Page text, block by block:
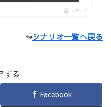
ポチップ
↪シナリオ一覧へ戻る
する
Facebook